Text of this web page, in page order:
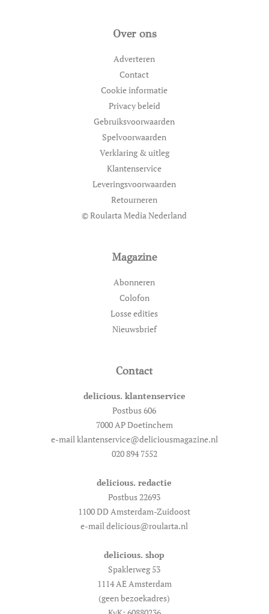
Over ons
Adverteren
Contact
Cookie informatie
Privacy beleid
Gebruiksvoorwaarden
Spelvoorwaarden
Verklaring & uitleg
Klantenservice
Leveringsvoorwaarden
Retourneren
© Roularta Media Nederland
Magazine
Abonneren
Colofon
Losse edities
Nieuwsbrief
Contact
delicious. klantenservice
Postbus 606
7000 AP Doetinchem
e-mail klantenservice@deliciousmagazine.nl
020 894 7552
delicious. redactie
Postbus 22693
1100 DD Amsterdam-Zuidoost
e-mail delicious@roularta.nl
delicious. shop
Spaklerweg 53
1114 AE Amsterdam
(geen bezoekadres)